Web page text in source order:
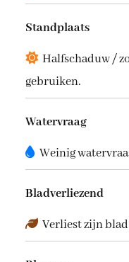
Standplaats
Halfschaduw /
gebruiken.
Watervraag
Weinig
Bladverliezend
Verliest zijn